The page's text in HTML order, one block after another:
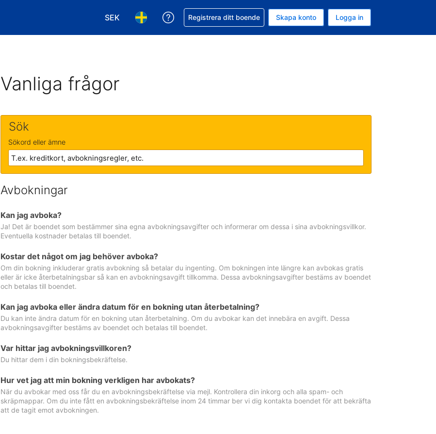
SEK
Välj valuta. Din nuvarande valuta är Svenska kronor
Välj språk. Ditt nuvarande språk är Svenska
Få hjälp med din bokning
Registrera ditt boende Skapa konto Logga in
Vanliga frågor
Sök
Sökord eller ämne
Avbokningar
Kan jag avboka?
Ja! Det är boendet som bestämmer sina egna avbokningsavgifter och informerar om dessa i sina avbokningsvillkor.
Eventuella kostnader betalas till boendet.
Kostar det något om jag behöver avboka?
Om din bokning inkluderar gratis avbokning så betalar du ingenting. Om bokningen inte längre kan avbokas gratis
eller är icke återbetalningsbar så kan en avbokningsavgift tillkomma. Dessa avbokningsavgifter bestäms av boendet
och betalas till boendet.
Kan jag avboka eller ändra datum för en bokning utan återbetalning?
Du kan inte ändra datum för en bokning utan återbetalning. Om du avbokar kan det innebära en avgift. Dessa
avbokningsavgifter bestäms av boendet och betalas till boendet.
Var hittar jag avbokningsvillkoren?
Du hittar dem i din bokningsbekräftelse.
Hur vet jag att min bokning verkligen har avbokats?
När du avbokar med oss får du en avbokningsbekräftelse via mejl. Kontrollera din inkorg och alla spam- och
skräpmappar. Om du inte fått en avbokningsbekräftelse inom 24 timmar ber vi dig kontakta boendet för att bekräfta
att de tagit emot avbokningen.